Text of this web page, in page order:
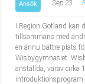
Ansök Sep 23
I Region Gotland kan
tillsammans med
en ännu bättre plats
Wisbygymnasiet
anställda, varav cirka
introduktionsprogram